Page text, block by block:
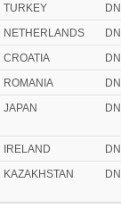
TURKEY
NETHERLANDS
CROATIA
ROMANIA
JAPAN
IRELAND
KAZAKHSTAN